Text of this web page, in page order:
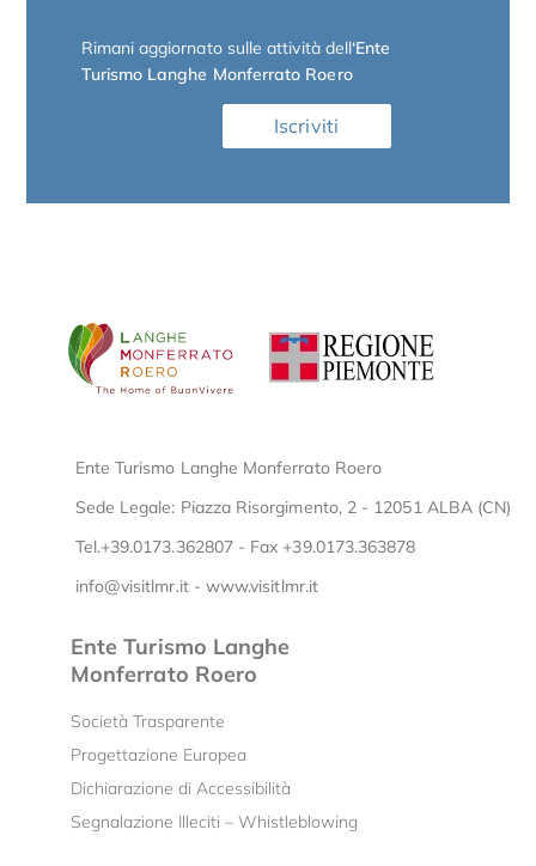
Rimani aggiornato sulle attività dell‘Ente
Turismo Langhe Monferrato Roero
Iscriviti
Ente Turismo Langhe Monferrato Roero
Sede Legale: Piazza Risorgimento, 2 - 12051 ALBA (CN)
Tel.+39.0173.362807 - Fax +39.0173.363878
info@visitlmr.it- www.visitlmr.it
Ente Turismo Langhe
Monferrato Roero
Società Trasparente
Progettazione Europea
Dichiarazione di Accessibilità
Segnalazione Illeciti – Whistleblowing